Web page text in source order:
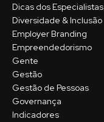
Dicas dos Especialistas
Diversidade & Inclusão
Employer Branding
Empreendedorismo
Gente
Gestão
Gestão de Pessoas
Governança
Indicadores